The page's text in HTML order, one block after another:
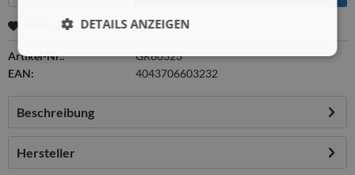
Merken
Artikel-Nr.:
GR60323
EAN:
4043706603232
Beschreibung
Hersteller
DETAILS ANZEIGEN